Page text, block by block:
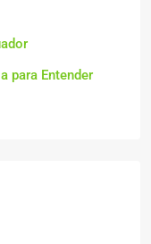
para Entender